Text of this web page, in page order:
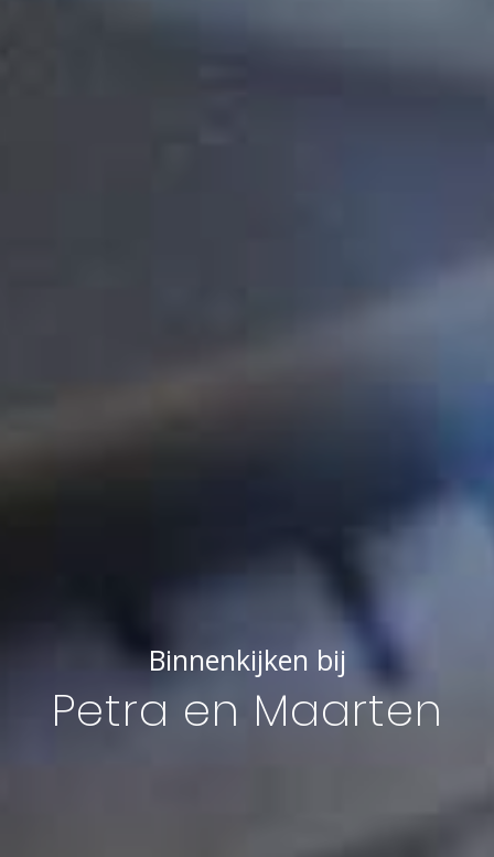
Binnenkijken bij
Petra en Maarten